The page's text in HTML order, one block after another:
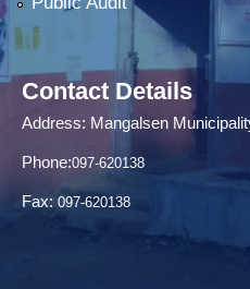
Contact Details
Address: Mangalsen
Phone:097-620138
Fax: 097-620138